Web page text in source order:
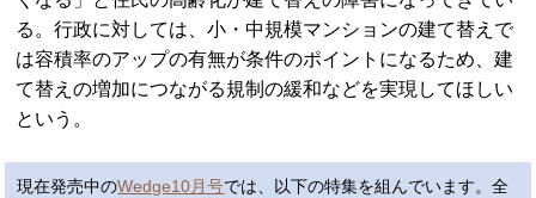
る。行政に対しては、小・中規模マンションの建て替えで
は容積率のアップの有無が条件のポイントになるため、建
て替えの増加につながる規制の緩和などを実現してほしい
という。
現在発売中のWedge10月号では、以下の特集を組んでいます。全